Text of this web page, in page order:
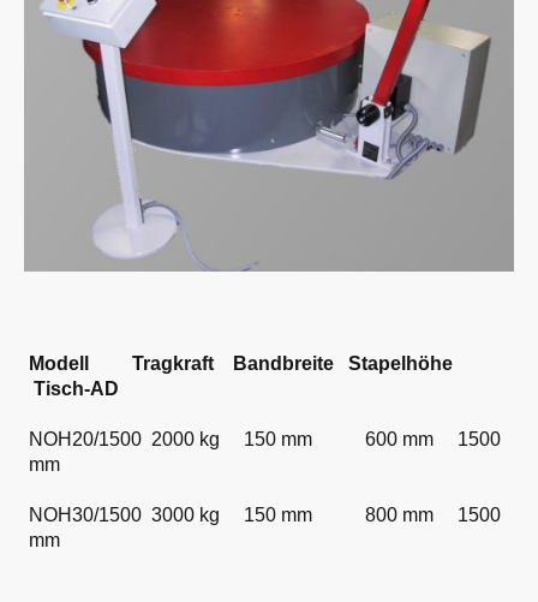
Modell Tragkraft Bandbreite Stapelhöhe
Tisch-AD
NOH20/1500 2000 kg 150 mm 600 mm 1500
mm
NOH30/1500 3000 kg 150 mm 800 mm 1500
mm